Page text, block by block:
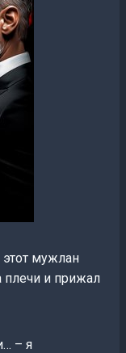
мужлан
плечи и прижал
– я